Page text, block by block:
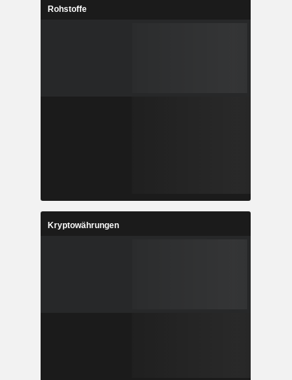
Rohstoffe
Kryptowährungen